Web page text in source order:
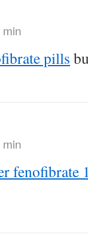
pills
fenofibrate